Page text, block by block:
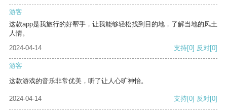
游客
这款app是我旅行的好帮手，让我能够轻松找到目的地，了解当地的风土
人情。
2024-04-14
支持[0] 反对[0]
游客
这款游戏的音乐非常优美，听了让人心旷神怡。
2024-04-14 支持[0] 反对[0]